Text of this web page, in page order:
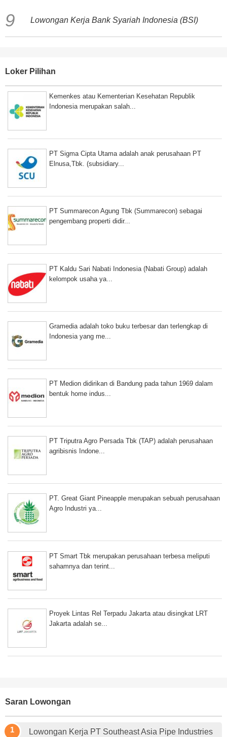
Lowongan Kerja Bank Syariah Indonesia (BSI)
Loker Pilihan
Kemenkes atau Kementerian Kesehatan Republik
Indonesia merupakan salah...
PT Sigma Cipta Utama adalah anak perusahaan PT
Elnusa,Tbk. (subsidiary...
PT Summarecon Agung Tbk (Summarecon) sebagai
pengembang properti didir...
PT Kaldu Sari Nabati Indonesia (Nabati Group) adalah
kelompok usaha ya...
Gramedia adalah toko buku terbesar dan terlengkap di
Indonesia yang me...
PT Medion didirikan di Bandung pada tahun 1969 dalam
bentuk home indus...
PT Triputra Agro Persada Tbk (TAP) adalah perusahaan
agribisnis Indone...
PT. Great Giant Pineapple merupakan sebuah perusahaan
Agro Industri ya...
PT Smart Tbk merupakan perusahaan terbesa meliputi
sahamnya dan terint...
Proyek Lintas Rel Terpadu Jakarta atau disingkat LRT
Jakarta adalah se...
Saran Lowongan
Lowongan Kerja PT Southeast Asia Pipe Industries